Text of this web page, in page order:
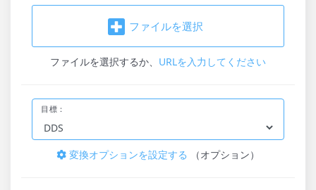
ファイルを選択
ファイルを選択するか、 URLを入力してください
目標：
変換オプションを設定する （オプション）